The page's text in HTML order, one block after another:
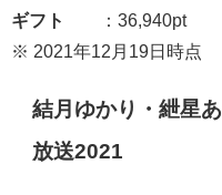
ギフト
：36,940pt
※ 2021年12月19日時点
結月ゆかり・紲星
放送2021